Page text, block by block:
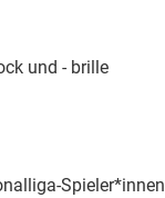
und - brille
Spieler*innen